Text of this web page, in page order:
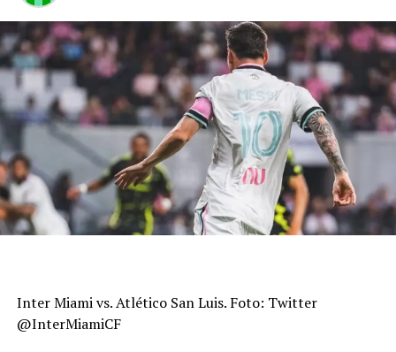
Inter Miami vs. Atlético San Luis. Foto: Twitter
@InterMiamiCF